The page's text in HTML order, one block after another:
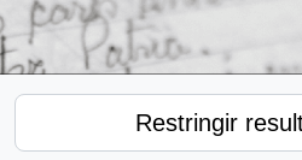
Restringir